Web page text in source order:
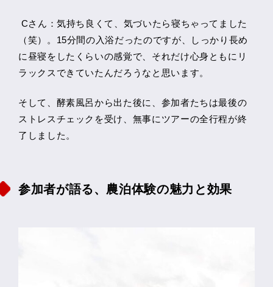
Cさん：気持ち良くて、気づいたら寝ちゃってました
（笑）。15分間の入浴だったのですが、しっかり長め
に昼寝をしたくらいの感覚で、それだけ心身ともにリ
ラックスできていたんだろうなと思います。
そして、酵素風呂から出た後に、参加者たちは最後の
ストレスチェックを受け、無事にツアーの全行程が終
了しました。
参加者が語る、農泊体験の魅力と効果